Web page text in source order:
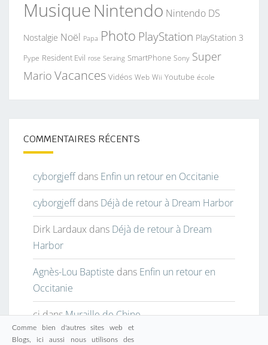
MusiqueNintendo Nintendo DS
Nostalgie Noël Papa Photo PlayStation PlayStation 3
Pype Resident Evil rose Seraing SmartPhone Sony Super
Mario Vacances Vidéos Web Wii Youtube école
COMMENTAIRES RÉCENTS
cyborgjeffdans Enfin un retour en Occitanie
cyborgjeffdans Déjà de retour à Dream Harbor
Dirk Lardaux dans Déjà de retour à Dream
Harbor
Agnès-Lou Baptiste dans Enfin un retour en
Occitanie
cjdansMuraille de Chine
Comme bien d'autres sites web et
Blogs, ici aussi nous utilisons des